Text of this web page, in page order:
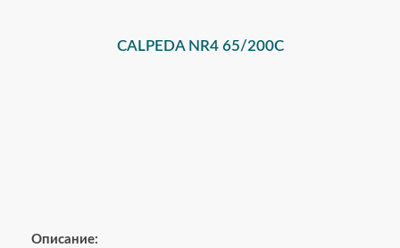
CALPEDA NR4 65/200C
Описание: